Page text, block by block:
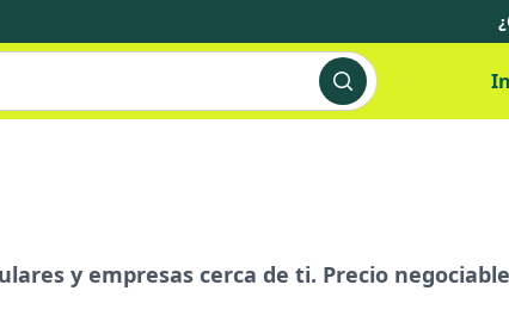
y empresas cerca de ti. Precio